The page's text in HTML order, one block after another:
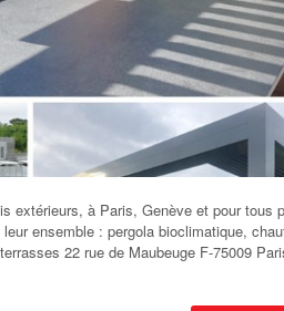
extérieurs, à Paris, Genève et pour tous
ensemble : pergola bioclimatique,
22 rue de Maubeuge F-75009